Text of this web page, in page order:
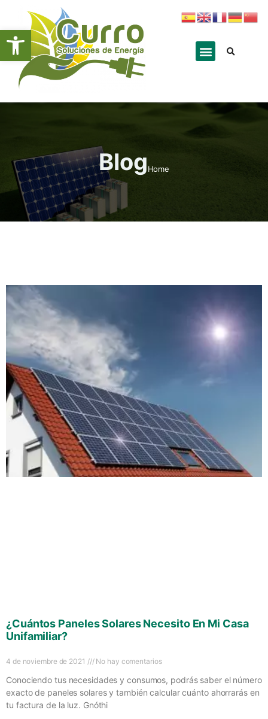
Abrir barra de herramientas
BlogHome
¿Cuántos Paneles Solares Necesito En Mi Casa
Unifamiliar?
4 de noviembre de 2021 No hay comentarios
Conociendo tus necesidades y consumos, podrás saber el número
exacto de paneles solares y también calcular cuánto ahorrarás en
tu factura de la luz. Gnóthi